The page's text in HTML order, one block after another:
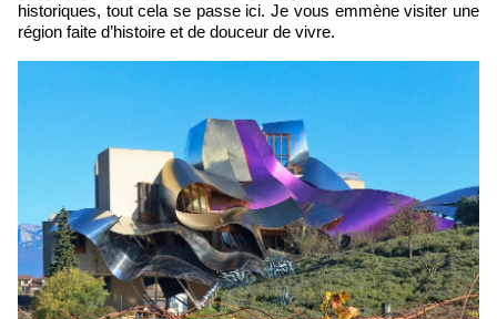
historiques, tout cela se passe ici. Je vous emmène visiter une
région faite d’histoire et de douceur de vivre.